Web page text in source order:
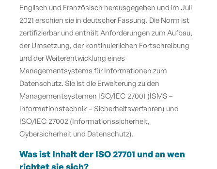
Englisch und Französisch herausgegeben und im Juli
2021 erschien sie in deutscher Fassung. Die Norm ist
zertifizierbar und enthält Anforderungen zum Aufbau,
der Umsetzung, der kontinuierlichen Fortschreibung
und der Weiterentwicklung eines
Managementsystems für Informationen zum
Datenschutz. Sie ist die Erweiterung zu den
Managementsystemen ISO/IEC 27001 (ISMS –
Informationstechnik – Sicherheitsverfahren) und
ISO/IEC 27002 (Informationssicherheit,
Cybersicherheit und Datenschutz).
Was ist Inhalt der ISO 27701 und an wen
richtet sie sich?